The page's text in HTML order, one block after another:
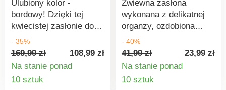
laboratoryjnym pod
kątem szerokiej gamy
a produkt jest
bezpieczny poza
obowiązującymi
normami. Aby chronić
1,5 cm.
Ulubiony kolor -
bordowy! Dzięki tej
kwiecistej zasłonie do
wnętrza wkracza
romantyzm. Delikatna
mikrofibra z
jedwabistym połyskiem -
nieprzezroczysta i
- 35%
169,99 zł
108,99 zł
Na stanie ponad
10 sztuk
Zwiewna zasłona
wykonana z delikatnej
organzy, ozdobiona
kwiatami i ptakami, z
szerokim
obramowaniem w kratę.
- 40%
41,99 zł
23,99 zł
Na stanie ponad
10 sztuk